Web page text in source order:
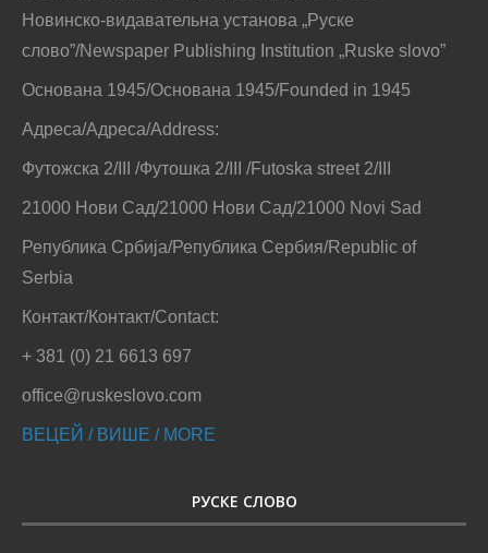
Новинско-видавательна установа „Руске
слово”/Newspaper Publishing Institution „Ruske slovo”
Основана 1945/Основана 1945/Founded in 1945
Адреса/Адреса/Address:
Футожска 2/III /Футошка 2/III /Futoska street 2/III
21000 Нови Сад/21000 Нови Сад/21000 Novi Sad
Република Србија/Република Сербия/Republic of
Serbia
Контакт/Контакт/Contact:
+ 381 (0) 21 6613 697
office@ruskeslovo.com
ВЕЦЕЙ / ВИШЕ / MORE
РУСКЕ СЛОВО